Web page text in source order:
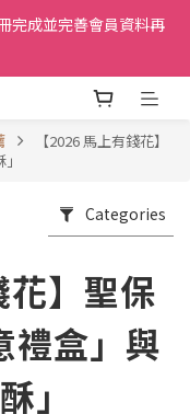
完成並完善會員資料再
【2026 馬上有錢花】
Categories
花】聖保
禮盒」與
」